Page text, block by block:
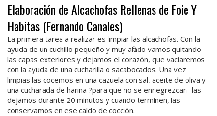
Elaboración de Alcachofas Rellenas de Foie Y
Habitas (Fernando Canales)
La primera tarea a realizar es limpiar las alcachofas. Con la
ayuda de un cuchillo pequeño y muy afilado vamos quitando
las capas exteriores y dejamos el corazón, que vaciaremos
con la ayuda de una cucharilla o sacabocados. Una vez
limpias las cocemos en una cazuela con sal, aceite de oliva y
una cucharada de harina ?para que no se ennegrezcan- las
dejamos durante 20 minutos y cuando terminen, las
conservamos en ese caldo de cocción.